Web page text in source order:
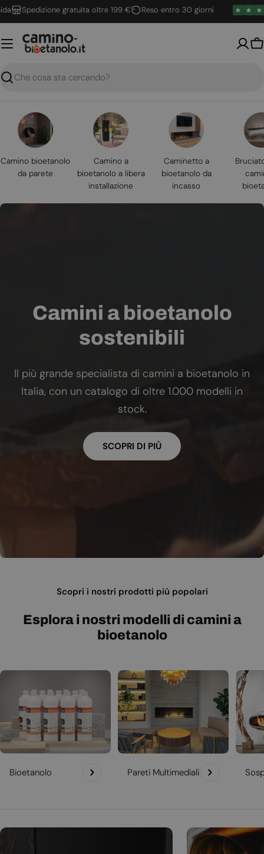
Vai
al
contenuto
Spedizione gratuita oltre 199 € Reso entro 30 giorni
Ricerca
Camino bioetanolo
da parete
Camino a
bioetanolo a libera
installazione
Caminetto a
bioetanolo da
incasso
Camini a bioetanolo
sostenibili
Il più grande specialista di camini a bioetanolo in
Italia, con un catalogo di oltre 1.000 modelli in
stock.
SCOPRI DI PIÙ
Scopri i nostri prodotti più popolari
Esplora i nostri modelli di camini a
bioetanolo
Bioetanolo Pareti Multimediali